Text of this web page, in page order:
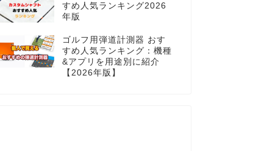
すめ人気ランキング2026
年版
ゴルフ用弾道計測器 おす
すめ人気ランキング：機種
&アプリを用途別に紹介
【2026年版】